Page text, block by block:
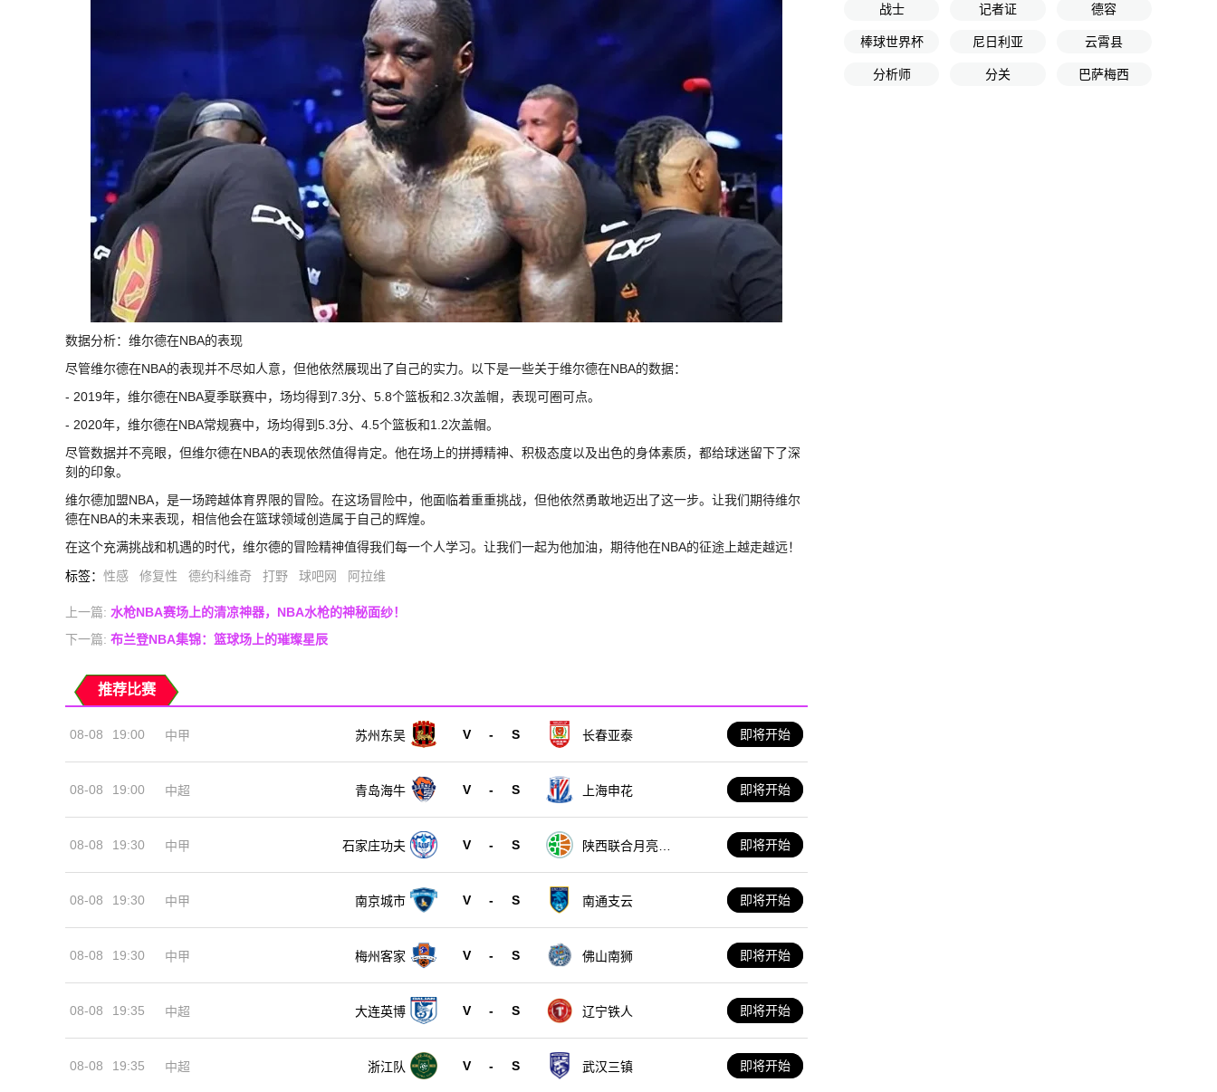
数据分析：维尔德在NBA的表现
尽管维尔德在NBA的表现并不尽如人意，但他依然展现出了自己的实力。以下是一些关于维尔德在NBA的数据：
- 2019年，维尔德在NBA夏季联赛中，场均得到7.3分、5.8个篮板和2.3次盖帽，表现可圈可点。
- 2020年，维尔德在NBA常规赛中，场均得到5.3分、4.5个篮板和1.2次盖帽。
尽管数据并不亮眼，但维尔德在NBA的表现依然值得肯定。他在场上的拼搏精神、积极态度以及出色的身体素质，都给球迷留下了深
刻的印象。
维尔德加盟NBA，是一场跨越体育界限的冒险。在这场冒险中，他面临着重重挑战，但他依然勇敢地迈出了这一步。让我们期待维尔
德在NBA的未来表现，相信他会在篮球领域创造属于自己的辉煌。
在这个充满挑战和机遇的时代，维尔德的冒险精神值得我们每一个人学习。让我们一起为他加油，期待他在NBA的征途上越走越远！
标签： 性感 修复性 德约科维奇 打野 球吧网 阿拉维
上一篇: 水枪NBA赛场上的清凉神器，NBA水枪的神秘面纱！
下一篇: 布兰登NBA集锦：篮球场上的璀璨星辰
推荐比赛
08-08 19:00 中甲 苏州东吴 V - S 长春亚泰 即将开始
08-08 19:00 中超 青岛海牛 V - S 上海申花 即将开始
08-08 19:30 中甲 石家庄功夫 V - S
陕西联合月亮泊
即将开始
08-08 19:30 中甲 南京城市 V - S 南通支云 即将开始
08-08 19:30 中甲 梅州客家 V - S 佛山南狮 即将开始
08-08 19:35 中超 大连英博 V - S 辽宁铁人 即将开始
08-08 19:35 中超 浙江队 V - S 武汉三镇 即将开始
战士 记者证 德容
棒球世界杯 尼日利亚 云霄县
分析师 分关 巴萨梅西